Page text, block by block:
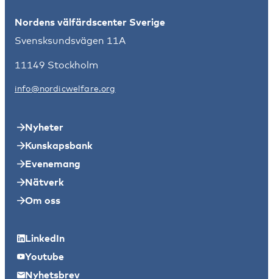
Nordens välfärdscenter Sverige
Svensksundsvägen 11A
11149 Stockholm
info@nordicwelfare.org
Nyheter
Kunskapsbank
Evenemang
Nätverk
Om oss
LinkedIn
Youtube
Nyhetsbrev